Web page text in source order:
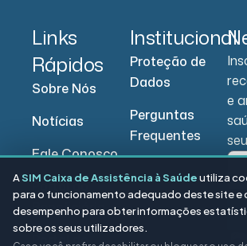
Links
Rápidos
Sobre Nós
Notícias
Fale Conosco
Portal do
Beneficiário
Portal do
Institucional
Proteção de
Dados
Perguntas
Frequentes
e
ASIM Caixa de Assistência à Saúdeutiliza
para o funcionamento adequado deste site e
desempenho para obter informações
sobre os seus utilizadores.